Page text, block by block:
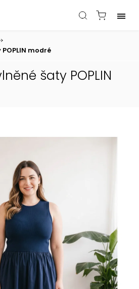
modré
šaty POPLIN